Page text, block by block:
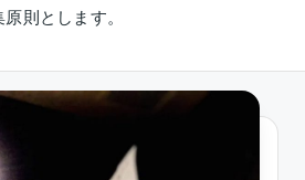
則とします。